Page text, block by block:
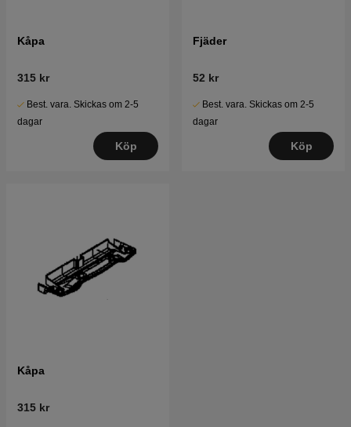
Kåpa
315 kr
Best. vara. Skickas om 2-5
dagar
Köp
Fjäder
52 kr
Best. vara. Skickas om 2-5
dagar
Köp
Kåpa
315 kr